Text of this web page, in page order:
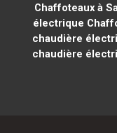
Chaffoteaux à
électrique
chaudière
chaudière